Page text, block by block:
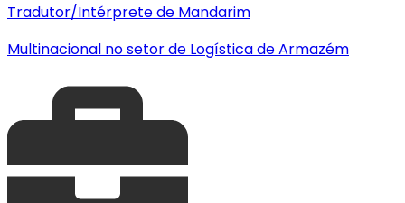
Tradutor/Intérprete de Mandarim
Multinacional no setor de Logística de Armazém